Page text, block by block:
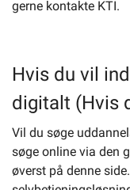
gerne kontakte KTI.
Hvis du vil
digitalt (Hvis
Vil du søge
søge online via den
øverst på denne